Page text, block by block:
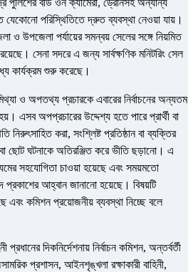
পুলিশের বডি ওর্ন ক্যামেরা, ড্রোনসহ অন্যান্য
যেকোনো পরিস্থিতিতে দ্রুত ব্যবস্থা নেওয়া যায়।
ও উপজেলা পর্যায়ের সমন্বয় সেলের সঙ্গে নিয়মিত
সেনা সদরে এ জন্য সার্বক্ষণিক মনিটরিং সেল
কার্যক্রম শুরু করেছে।
ও অপতথ্য প্রচারকে এবারের নির্বাচনের অন্যতম
এসব অপপ্রচারের উদ্দেশ্য হতে পারে প্রার্থী বা
করা, সংশ্লিষ্ট প্রতিষ্ঠান বা ব্যক্তির
ছোট ঘটনাকে অতিরঞ্জিত করে ভীতি ছড়ানো। এ
সহযোগিতা চাওয়া হয়েছে এবং সময়মতো
প্রকাশের আহ্বান জানানো হয়েছে। বিষয়টি
এবং কমিশন প্রয়োজনীয় ব্যবস্থা নিচ্ছে বলে
প্রধানের দিকনির্দেশনায় নির্বাচন কমিশন, অন্তর্বর্তী
প্রশাসন, আইনশৃঙ্খলা রক্ষাকারী বাহিনী,